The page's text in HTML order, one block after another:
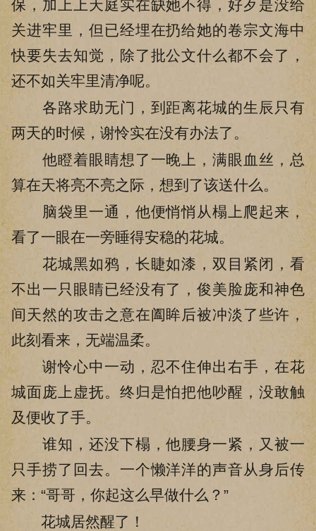
保，加上上天庭实在缺她不得，好歹是没给
关进牢里，但已经埋在扔给她的卷宗文海中
快要失去知觉，除了批公文什么都不会了，
还不如关牢里清净呢。
各路求助无门，到距离花城的生辰只有
两天的时候，谢怜实在没有办法了。
他瞪着眼睛想了一晚上，满眼血丝，总
算在天将亮不亮之际，想到了该送什么。
脑袋里一通，他便悄悄从榻上爬起来，
看了一眼在一旁睡得安稳的花城。
花城黑如鸦，长睫如漆，双目紧闭，看
不出一只眼睛已经没有了，俊美脸庞和神色
间天然的攻击之意在阖眸后被冲淡了些许，
此刻看来，无端温柔。
谢怜心中一动，忍不住伸出右手，在花
城面庞上虚抚。终归是怕把他吵醒，没敢触
及便收了手。
谁知，还没下榻，他腰身一紧，又被一
只手捞了回去。一个懒洋洋的声音从身后传
来：“哥哥，你起这么早做什么？”
花城居然醒了！